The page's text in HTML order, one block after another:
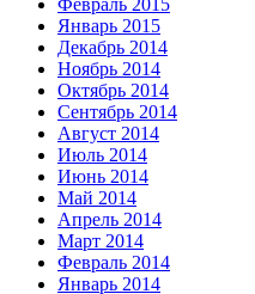
Февраль 2015
Январь 2015
Декабрь 2014
Ноябрь 2014
Октябрь 2014
Сентябрь 2014
Август 2014
Июль 2014
Июнь 2014
Май 2014
Апрель 2014
Март 2014
Февраль 2014
Январь 2014